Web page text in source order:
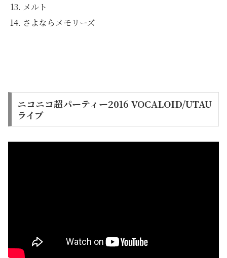
メルト
さよならメモリーズ
ニコニコ超パーティー2016 VOCALOID/UTAU
ライブ